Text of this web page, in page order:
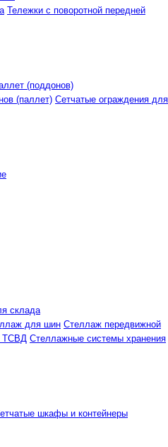
Тележки с поворотной передней
(поддонов)
(паллет) Сетчатые ограждения для
склада
для шин Стеллаж передвижной
ТСВД Стеллажные системы хранения
шкафы и контейнеры